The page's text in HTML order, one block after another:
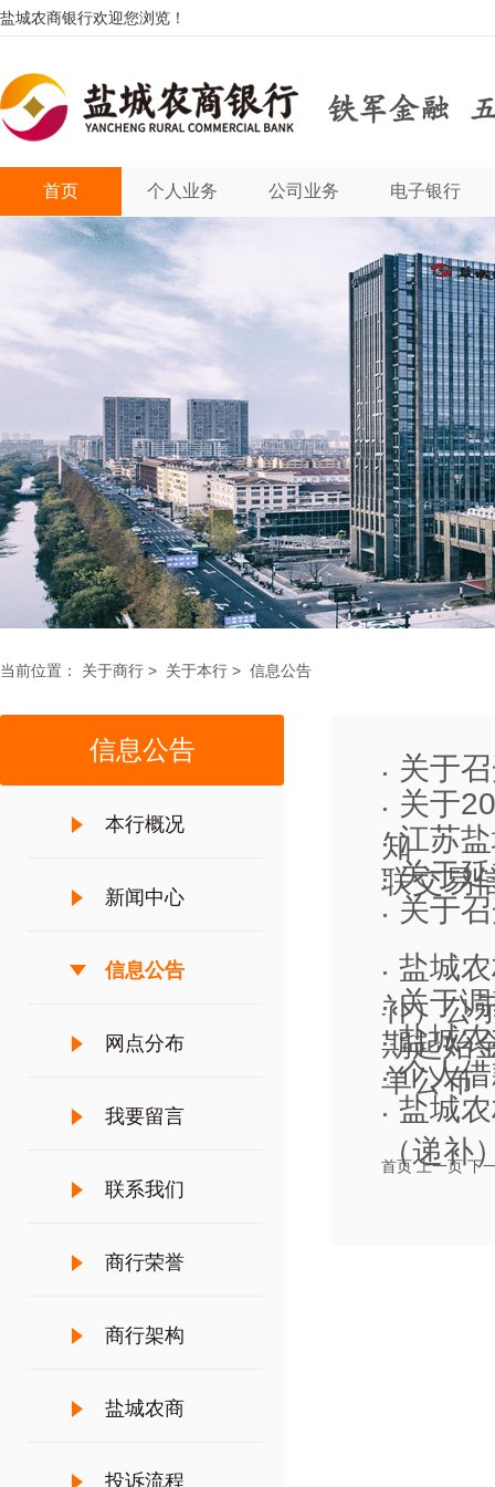
盐城农商银行欢迎您浏览！
首页 个人业务 公司业务 电子银行
当前位置： 关于商行 > 关于本行 > 信息公告
信息公告
本行概况
新闻中心
信息公告
网点分布
我要留言
联系我们
商行荣誉
商行架构
盐城农商
投诉流程
关于
关于
知江苏
联交易
关于
关于
盐城
补）公
关于
期起始
盐城
单公布
个人
盐城
（递补
首页 上一页 下